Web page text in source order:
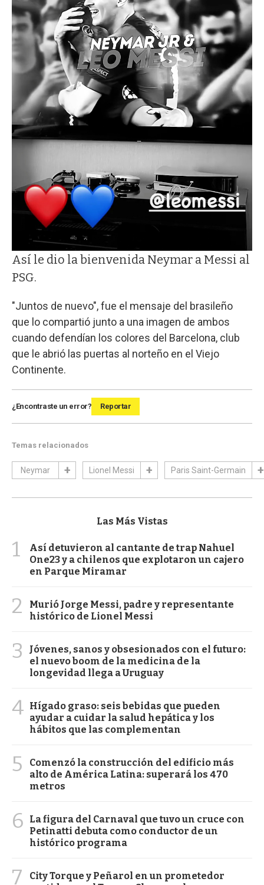
Así le dio la bienvenida Neymar a Messi al
PSG.
"Juntos de nuevo", fue el mensaje del brasileño
que lo compartió junto a una imagen de ambos
cuando defendían los colores del Barcelona, club
que le abrió las puertas al norteño en el Viejo
Continente.
¿Encontraste un error? Reportar
Temas relacionados
Neymar Lionel Messi Paris Saint-Germain
Las Más Vistas
1
Así detuvieron al cantante de trap Nahuel
One23 y a chilenos que explotaron un cajero
en Parque Miramar
2
Murió Jorge Messi, padre y representante
histórico de Lionel Messi
3
Jóvenes, sanos y obsesionados con el futuro:
el nuevo boom de la medicina de la
longevidad llega a Uruguay
4 Hígado graso: seis bebidas que pueden
ayudar a cuidar la salud hepática y los
hábitos que las complementan
5
Comenzó la construcción del edificio más
alto de América Latina: superará los 470
metros
6
La figura del Carnaval que tuvo un cruce con
Petinatti debuta como conductor de un
histórico programa
7
City Torque y Peñarol en un prometedor